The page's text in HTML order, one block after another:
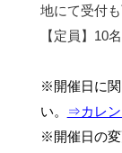
地にて受付も
【定員】10
※開催日に関
い。
⇒カレン
※開催日の変